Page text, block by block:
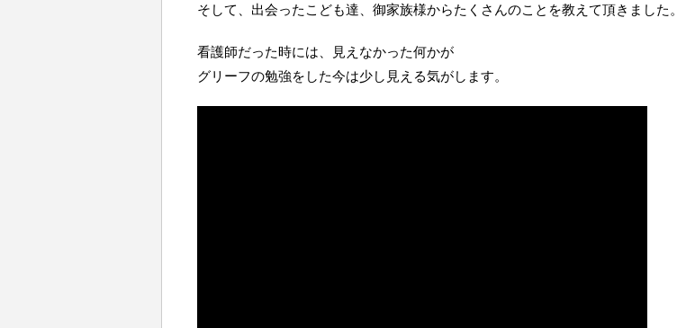
そして、出会ったこども達、御家族様からたくさんのことを教えて頂きました。
看護師だった時には、見えなかった何かが
グリーフの勉強をした今は少し見える気がします。